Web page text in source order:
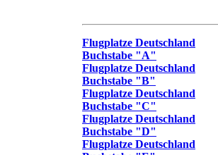
Flugplatze Deutschland
Buchstabe "A"
Flugplatze Deutschland
Buchstabe "B"
Flugplatze Deutschland
Buchstabe "C"
Flugplatze Deutschland
Buchstabe "D"
Flugplatze Deutschland